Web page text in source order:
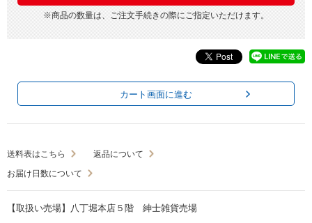
※商品の数量は、ご注文手続きの際にご指定いただけます。
カート画面に進む
送料表はこちら
返品について
お届け日数について
【取扱い売場】八丁堀本店５階 紳士雑貨売場